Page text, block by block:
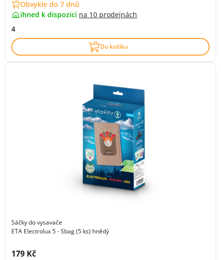
Obvykle do 7 dnů
ihned k dispozici na 10 prodejnách
4
Do košíku
Sáčky do vysavače
ETA Electrolux 5 - Sbag (5 ks) hnědý
Cena s DPH:
179 Kč